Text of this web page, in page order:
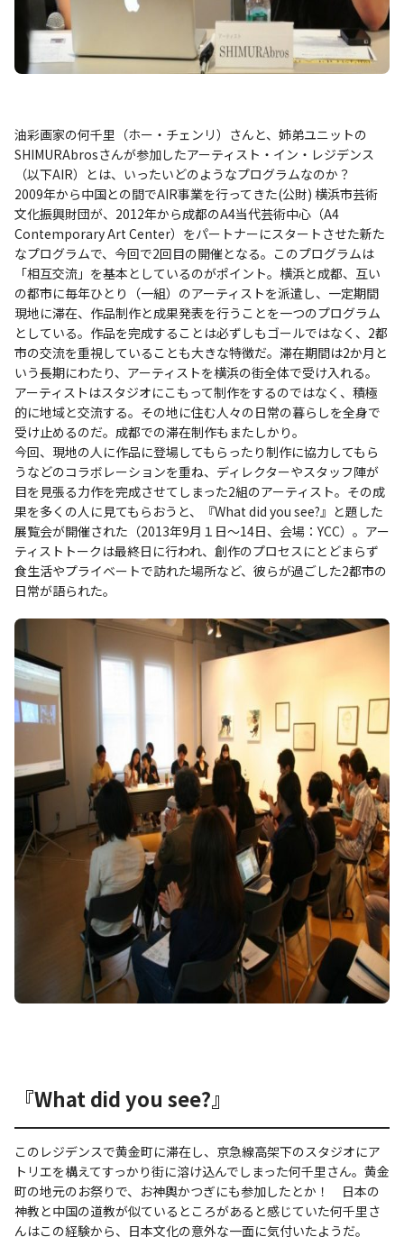
油彩画家の何千里（ホー・チェンリ）さんと、姉弟ユニットの
SHIMURAbrosさんが参加したアーティスト・イン・レジデンス
（以下AIR）とは、いったいどのようなプログラムなのか？
2009年から中国との間でAIR事業を行ってきた(公財) 横浜市芸術
文化振興財団が、2012年から成都のA4当代芸術中心（A4
Contemporary Art Center）をパートナーにスタートさせた新た
なプログラムで、今回で2回目の開催となる。このプログラムは
「相互交流」を基本としているのがポイント。横浜と成都、互い
の都市に毎年ひとり（一組）のアーティストを派遣し、一定期間
現地に滞在、作品制作と成果発表を行うことを一つのプログラム
としている。作品を完成することは必ずしもゴールではなく、2都
市の交流を重視していることも大きな特徴だ。滞在期間は2か月と
いう長期にわたり、アーティストを横浜の街全体で受け入れる。
アーティストはスタジオにこもって制作をするのではなく、積極
的に地域と交流する。その地に住む人々の日常の暮らしを全身で
受け止めるのだ。成都での滞在制作もまたしかり。
今回、現地の人に作品に登場してもらったり制作に協力してもら
うなどのコラボレーションを重ね、ディレクターやスタッフ陣が
目を見張る力作を完成させてしまった2組のアーティスト。その成
果を多くの人に見てもらおうと、『What did you see?』と題した
展覧会が開催された（2013年9月１日～14日、会場：YCC）。アー
ティストトークは最終日に行われ、創作のプロセスにとどまらず
食生活やプライベートで訪れた場所など、彼らが過ごした2都市の
日常が語られた。
『What did you see?』
このレジデンスで黄金町に滞在し、京急線高架下のスタジオにア
トリエを構えてすっかり街に溶け込んでしまった何千里さん。黄金
町の地元のお祭りで、お神輿かつぎにも参加したとか！ 日本の
神教と中国の道教が似ているところがあると感じていた何千里さ
んはこの経験から、日本文化の意外な一面に気付いたようだ。